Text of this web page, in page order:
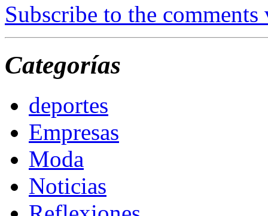
Subscribe to the comments
Categorías
deportes
Empresas
Moda
Noticias